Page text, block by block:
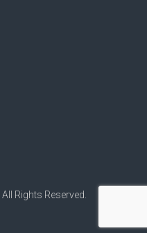
All Rights Reserved.